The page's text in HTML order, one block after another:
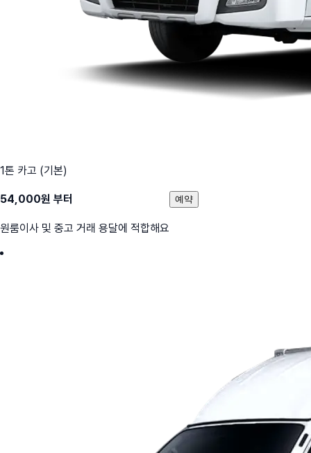
1톤 카고 (기본)
54,000원 부터
원룸이사 및 중고 거래 용달에 적합해요
예약